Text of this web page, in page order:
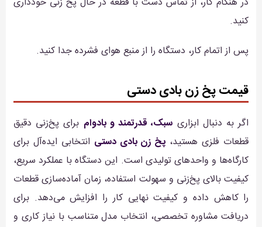
کنید.
پس از اتمام کار، دستگاه را از منبع هوای فشرده جدا کنید.
قیمت پخ زن بادی دستی
اگر به دنبال ابزاری سبک، قدرتمند و بادوام برای پخ‌زنی دقیق
قطعات فلزی هستید، پخ زن بادی دستی انتخابی ایده‌آل برای
کارگاه‌ها و واحدهای تولیدی است. این دستگاه با عملکرد سریع،
کیفیت بالای پخ‌زنی و سهولت استفاده، زمان آماده‌سازی قطعات
را کاهش داده و کیفیت نهایی کار را افزایش می‌دهد. برای
دریافت مشاوره تخصصی، انتخاب مدل متناسب با نیاز کاری و